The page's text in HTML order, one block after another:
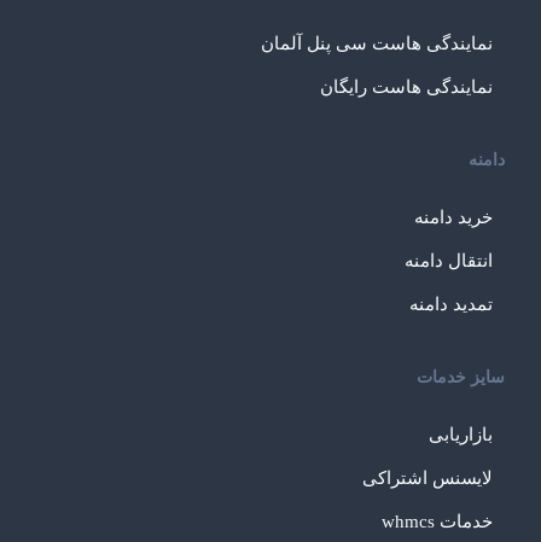
نمایندگی هاست سی پنل آلمان
نمایندگی هاست رایگان
دامنه
خرید دامنه
انتقال دامنه
تمدید دامنه
سایز خدمات
بازاریابی
لایسنس اشتراکی
خدمات whmcs